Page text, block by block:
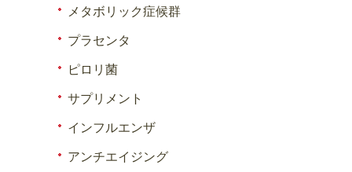
メタボリック症候群
プラセンタ
ピロリ菌
サプリメント
インフルエンザ
アンチエイジング